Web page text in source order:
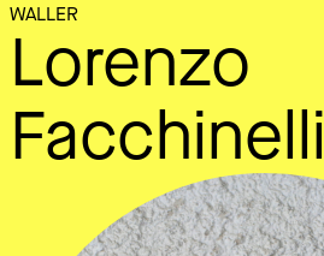
WALLER
Lorenzo
Facchinelli